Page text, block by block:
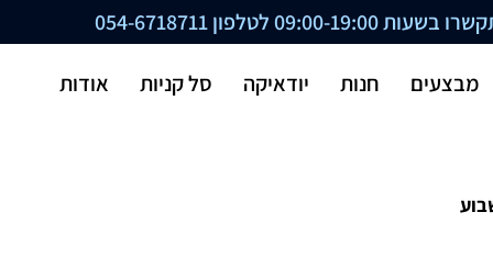
09:00-19:00 לטלפון 054-6718711
מבצעים חנות יודאיקה סל קניות אודות